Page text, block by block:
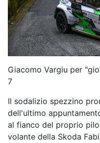
Giacomo Vargiu per
7
Il sodalizio spezzino
dell'ultimo
al fianco del proprio
volante della Skoda